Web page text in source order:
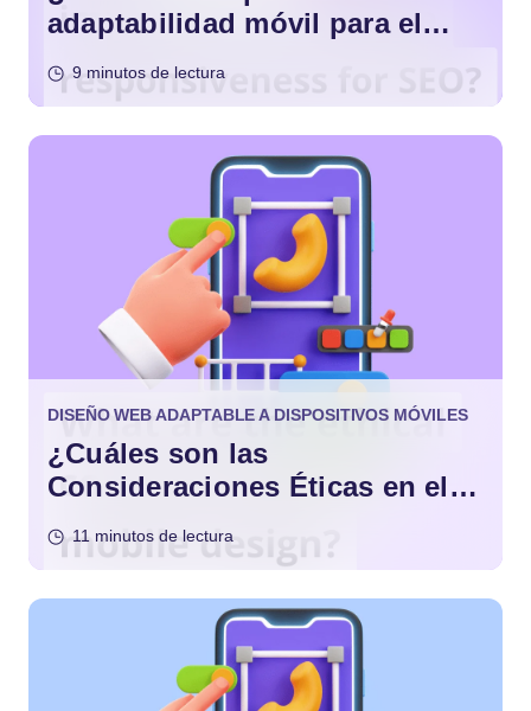
adaptabilidad móvil para el
9 minutos de lectura
DISEÑO WEB ADAPTABLE A DISPOSITIVOS MÓVILES
¿Cuáles son las
Consideraciones Éticas en el
11 minutos de lectura